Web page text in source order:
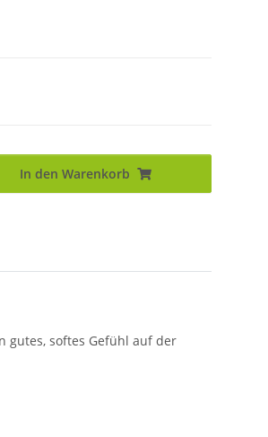
In den Warenkorb
gutes, softes Gefühl auf der